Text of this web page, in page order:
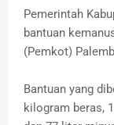
Pemerintah
bantuan
(Pemkot)
Bantuan yang
kilogram beras,